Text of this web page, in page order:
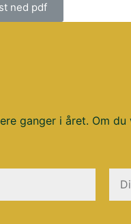
ned pdf
ganger i året. Om